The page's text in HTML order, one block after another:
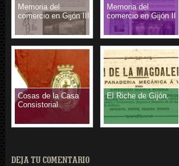
Memoria del
comercio en Gijón III
Memoria del
comercio en Gijón II
Cosas de la Casa
Consistorial
El Riche de Gijón.
DEJA TU COMENTARIO